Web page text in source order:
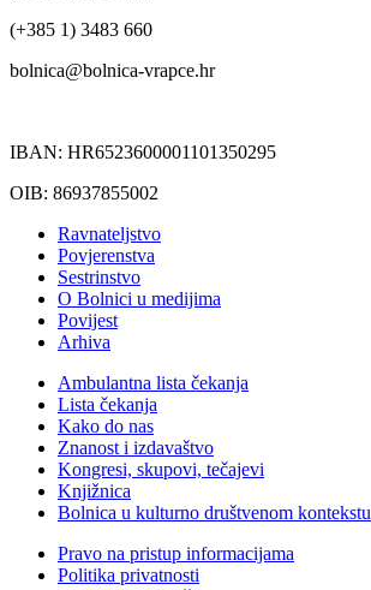
(+385 1) 3483 660
bolnica@bolnica-vrapce.hr
IBAN: HR6523600001101350295
OIB: 86937855002
Ravnateljstvo
Povjerenstva
Sestrinstvo
O Bolnici u medijima
Povijest
Arhiva
Ambulantna lista čekanja
Lista čekanja
Kako do nas
Znanost i izdavaštvo
Kongresi, skupovi, tečajevi
Knjižnica
Bolnica u kulturno društvenom kontekstu
Pravo na pristup informacijama
Politika privatnosti